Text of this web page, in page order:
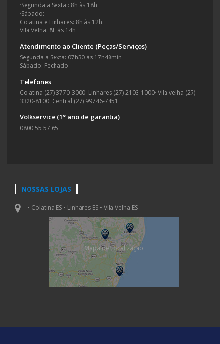
·Segunda a Sexta : 8h às 18h
·Sábado:
Colatina e Linhares: 8h às 12h
Vila Velha: 8h às 14h
Atendimento ao Cliente (Peças/Serviços)
Segunda a Sexta: 07h30 às 17h48min
Sábado: Fechado
Telefones
Colatina (27) 3770-3000· Linhares (27) 2103-1000· Vila velha (27)
3320-8100· Central (27) 99746-7451
Volkservice (1° ano de garantia)
0800 55 57 65
NOSSAS LOJAS
• Colatina ES • Linhares ES • Vila Velha ES
Mapa de Localizaçāo